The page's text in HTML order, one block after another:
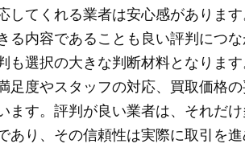
てくれる業者は安心感があります
る内容であることも良い評判につ
も選択の大きな判断材料となります
足度やスタッフの対応、買取価格
ます。評判が良い業者は、それだ
あり、その信頼性は実際に取引を進